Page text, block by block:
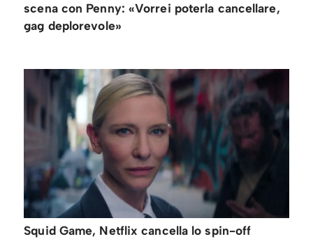
scena con Penny: «Vorrei poterla cancellare,
gag deplorevole»
Squid Game, Netflix cancella lo spin-off